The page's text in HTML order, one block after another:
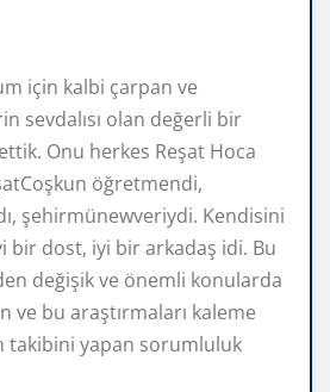
için kalbi çarpan ve
sevdalısı olan değerli bir
Onu herkes Reşat Hoca
öğretmendi,
şehirmünewveriydi. Kendisini
bir dost, iyi bir arkadaş idi. Bu
değişik ve önemli konularda
ve bu araştırmaları kaleme
takibini yapan sorumluluk